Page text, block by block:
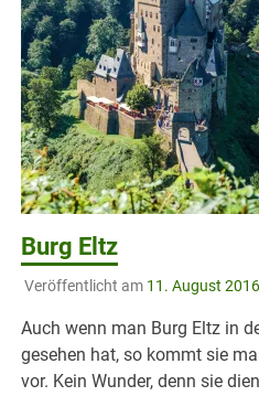
Burg Eltz
Veröffentlicht am 11. August 2016
Auch wenn man Burg Eltz in
gesehen hat, so kommt sie
vor. Kein Wunder, denn sie